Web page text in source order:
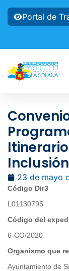
Portal de
23 de mayo
Código Dir3
L01130795
Código del
6-CO/2020
Organismo que
Ayuntamiento de